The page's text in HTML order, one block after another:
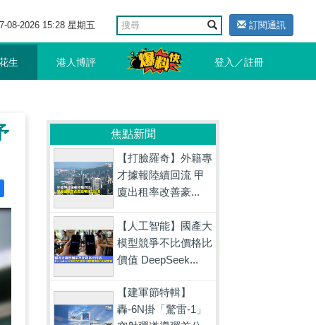
08-2026 15:28 星期五 訂閱通訊
生 港人博評 登入／註冊
焦點新聞
【打臉羅奇】外籍專
才據報陸續回流 甲
廈出租率改善豪...
【人工智能】國產大
模型競爭不比價格比
價值 DeepSeek...
【建軍節特輯】
轟-6N掛「驚雷-1」